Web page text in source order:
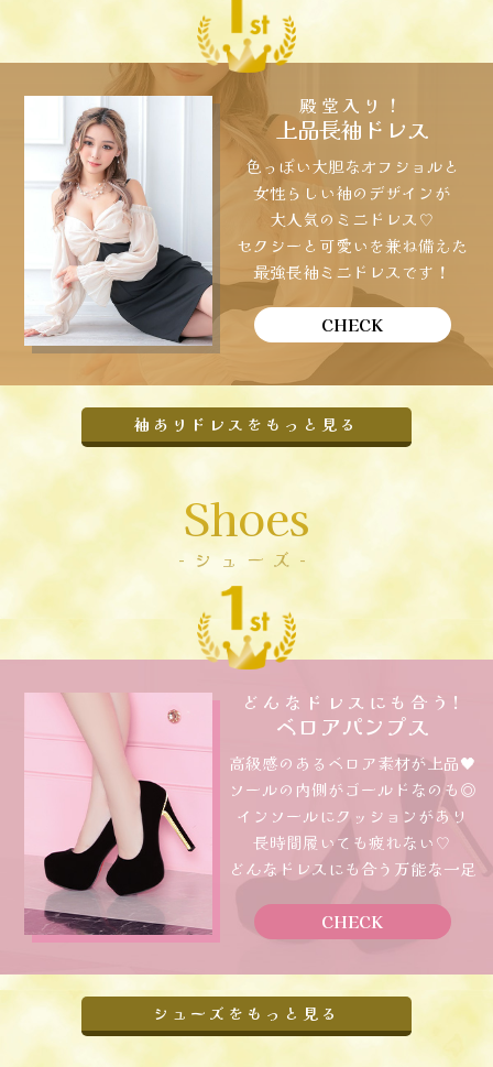
殿堂入り！
上品長袖ドレス
色っぽい大胆なオフショルと
女性らしい袖のデザインが
大人気のミニドレス♡
セクシーと可愛いを兼ね備えた
最強長袖ミニドレスです！
CHECK
袖ありドレスをもっと見る
Shoes
-シューズ-
どんなドレスにも合う!
ベロアパンプス
高級感のあるベロア素材が上品🖤
ソールの内側がゴールドなのも◎
インソールにクッションがあり
長時間履いても疲れない♡
どんなドレスにも合う万能な一足
CHECK
シューズをもっと見る